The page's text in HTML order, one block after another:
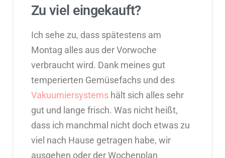
Zu viel eingekauft?
Ich sehe zu, dass spätestens am
Montag alles aus der Vorwoche
verbraucht wird. Dank meines gut
temperierten Gemüsefachs und des
Vakuumiersystemshält sich alles sehr
gut und lange frisch. Was nicht heißt,
dass ich manchmal nicht doch etwas zu
viel nach Hause getragen habe, wir
ausgehen oder der Wochenplan